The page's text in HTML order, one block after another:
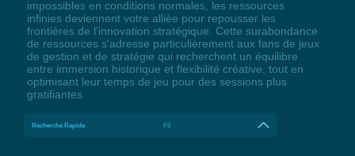
impossibles en conditions normales, les ressources
infinies deviennent votre alliée pour repousser les
frontières de l'innovation stratégique. Cette surabondance
de ressources s'adresse particulièrement aux fans de jeux
de gestion et de stratégie qui recherchent un équilibre
entre immersion historique et flexibilité créative, tout en
optimisant leur temps de jeu pour des sessions plus
gratifiantes.
Recherche Rapide F9